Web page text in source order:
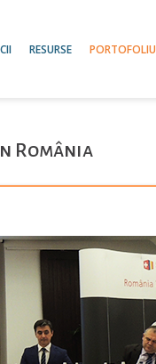
RESURSE PORTOFOLIU
România